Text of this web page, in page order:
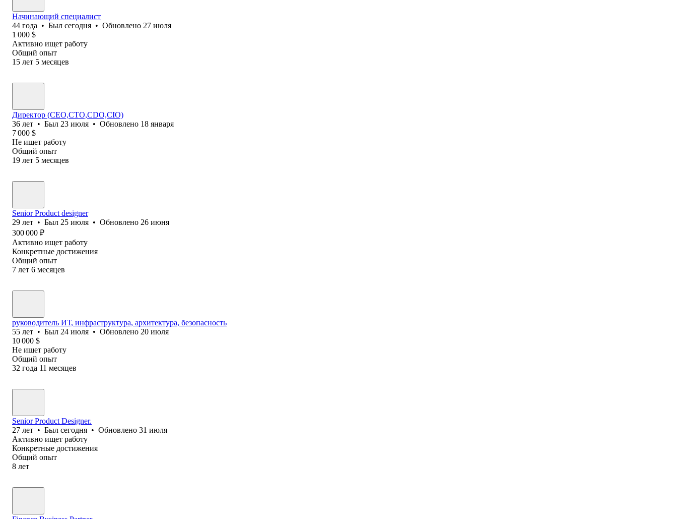
Начинающий специалист
44 года • Был сегодня • Обновлено 27 июля
1 000 $
Активно ищет работу
Общий опыт
15 лет 5 месяцев
Директор (CEO,CTO,CDO,CIO)
36 лет • Был 23 июля • Обновлено 18 января
7 000 $
Не ищет работу
Общий опыт
19 лет 5 месяцев
Senior Product designer
29 лет • Был 25 июля • Обновлено 26 июня
300 000 ₽
Активно ищет работу
Конкретные достижения
Общий опыт
7 лет 6 месяцев
руководитель ИТ, инфраструктура, архитектура, безопасность
55 лет • Был 24 июля • Обновлено 20 июля
10 000 $
Не ищет работу
Общий опыт
32 года 11 месяцев
Senior Product Designer.
27 лет • Был сегодня • Обновлено 31 июля
Активно ищет работу
Конкретные достижения
Общий опыт
8 лет